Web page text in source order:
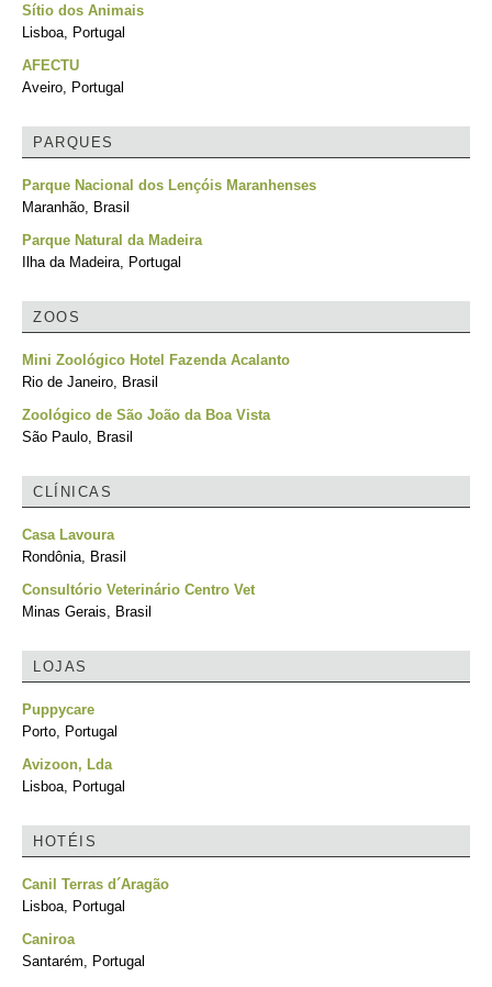
Sítio dos Animais
Lisboa, Portugal
AFECTU
Aveiro, Portugal
PARQUES
Parque Nacional dos Lençóis Maranhenses
Maranhão, Brasil
Parque Natural da Madeira
Ilha da Madeira, Portugal
ZOOS
Mini Zoológico Hotel Fazenda Acalanto
Rio de Janeiro, Brasil
Zoológico de São João da Boa Vista
São Paulo, Brasil
CLÍNICAS
Casa Lavoura
Rondônia, Brasil
Consultório Veterinário Centro Vet
Minas Gerais, Brasil
LOJAS
Puppycare
Porto, Portugal
Avizoon, Lda
Lisboa, Portugal
HOTÉIS
Canil Terras d´Aragão
Lisboa, Portugal
Caniroa
Santarém, Portugal